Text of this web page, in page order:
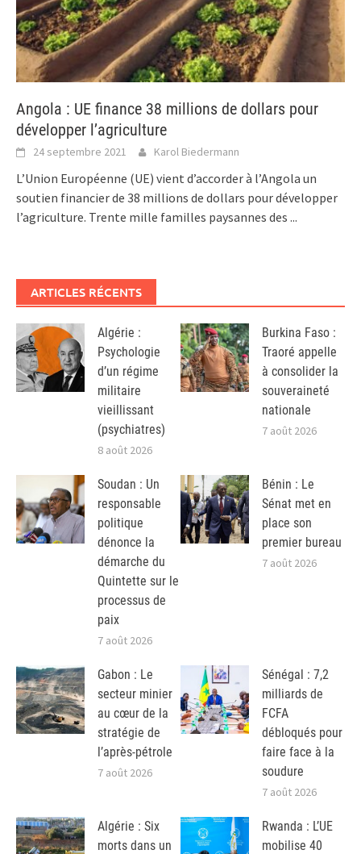
Angola : UE finance 38 millions de dollars pour
développer l’agriculture
24 septembre 2021 Karol Biedermann
L’Union Européenne (UE) vient d’accorder à l’Angola un
soutien financier de 38 millions de dollars pour développer
l’agriculture. Trente mille familles paysannes des ...
ARTICLES RÉCENTS
Algérie :
Psychologie
d’un régime
militaire
vieillissant
(psychiatres)
8 août 2026
Burkina Faso :
Traoré appelle
à consolider la
souveraineté
nationale
7 août 2026
Soudan : Un
responsable
politique
dénonce la
démarche du
Quintette sur le
processus de
paix
7 août 2026
Bénin : Le
Sénat met en
place son
premier bureau
7 août 2026
Gabon : Le
secteur minier
au cœur de la
stratégie de
l’après-pétrole
7 août 2026
Sénégal : 7,2
milliards de
FCFA
débloqués pour
faire face à la
soudure
7 août 2026
Algérie : Six
morts dans un
Rwanda : L’UE
mobilise 40